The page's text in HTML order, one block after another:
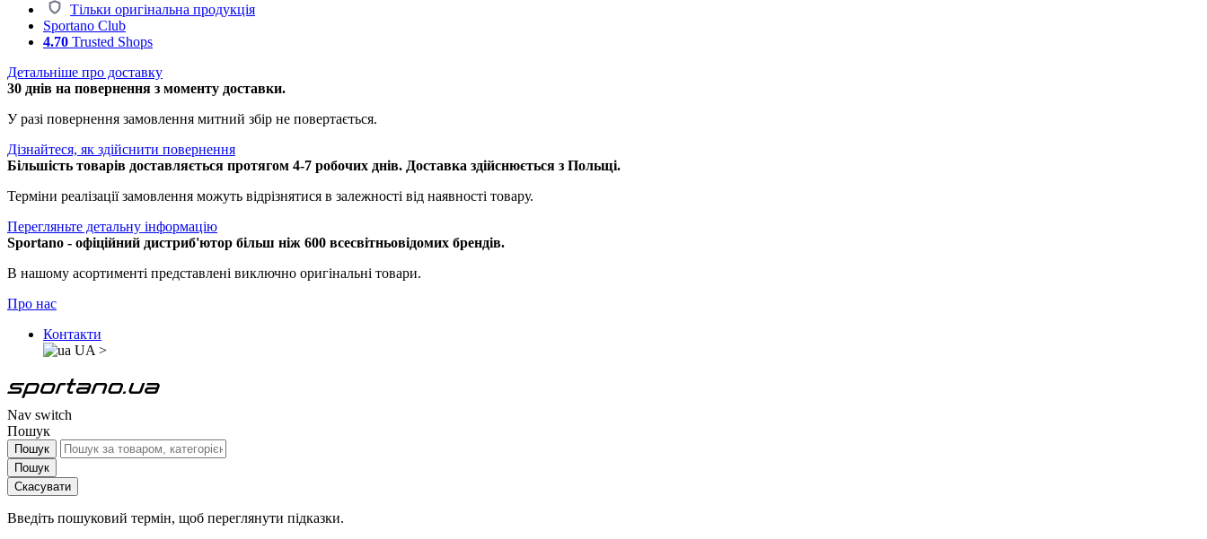
Тільки оригінальна продукція
Sportano Club
4.70 Trusted Shops
Детальніше про доставку
30 днів на повернення з моменту доставки.
У разі повернення замовлення митний збір не повертається.
Дізнайтеся, як здійснити повернення
Більшість товарів доставляється протягом 4-7 робочих днів. Доставка здійснюється з Польщі.
Терміни реалізації замовлення можуть відрізнятися в залежності від наявності товару.
Перегляньте детальну інформацію
Sportano - офіційний дистриб'ютор більш ніж 600 всесвітньовідомих брендів.
В нашому асортименті представлені виключно оригінальні товари.
Про нас
Контакти
UA >
Nav switch
Пошук
Пошук
Пошук
Скасувати
Введіть пошуковий термін, щоб переглянути підказки.